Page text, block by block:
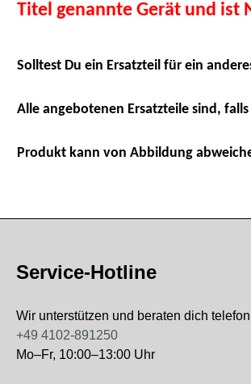
Titel genannte Gerät und ist
Solltest Du ein Ersatzteil für ein
Alle angebotenen Ersatzteile sind,
Produkt kann von Abbildung
Service-Hotline
Wir unterstützen und beraten dich
+49 4102-891250
Mo–Fr, 10:00–13:00 Uhr